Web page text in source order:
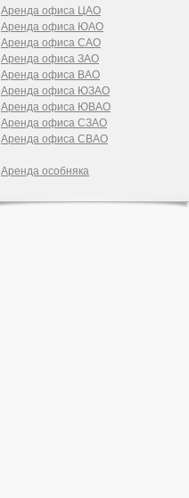
Аренда офиса ЦАО
Аренда офиса ЮАО
Аренда офиса САО
Аренда офиса ЗАО
Аренда офиса ВАО
Аренда офиса ЮЗАО
Аренда офиса ЮВАО
Аренда офиса СЗАО
Аренда офиса СВАО
Аренда особняка